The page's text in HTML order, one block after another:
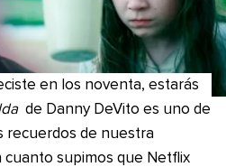
en los noventa, estarás
de Danny DeVito es uno de
recuerdos de nuestra
supimos que Netflix